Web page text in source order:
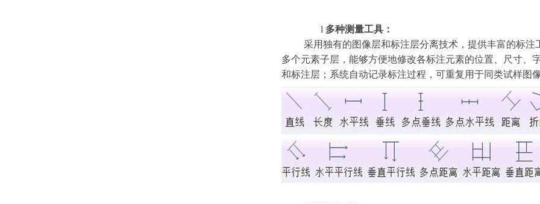
l 多种测量工具：
采用独有的图像层和标注层分离技术，提供丰富的标
多个元素子层，能够方便地修改各标注元素的位置、尺寸、
和标注层；系统自动记录标注过程，可重复用于同类试样图